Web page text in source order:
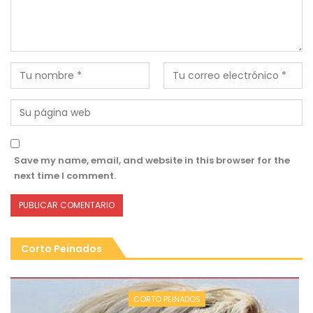
Save my name, email, and website in this browser for the
next time I comment.
Corto Peinados
CORTO PEINADOS